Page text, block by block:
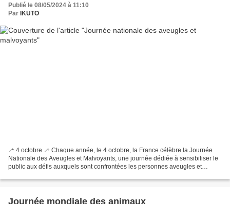
Publié le 08/05/2024 à 11:10
Par IKUTO
🦯 4 octobre 🦯 Chaque année, le 4 octobre, la France célèbre la Journée
Nationale des Aveugles et Malvoyants, une journée dédiée à sensibiliser le
public aux défis auxquels sont confrontées les personnes aveugles et
Journée mondiale des animaux